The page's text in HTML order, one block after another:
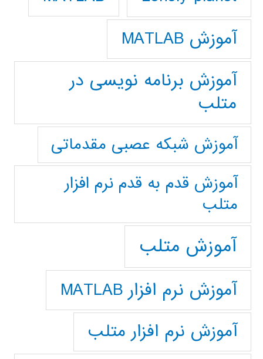
آموزش MATLAB
آموزش برنامه نویسی در
متلب
آموزش شبکه عصبی مقدماتی
آموزش قدم به قدم نرم افزار
متلب
آموزش متلب
آموزش نرم افزار MATLAB
آموزش نرم افزار متلب